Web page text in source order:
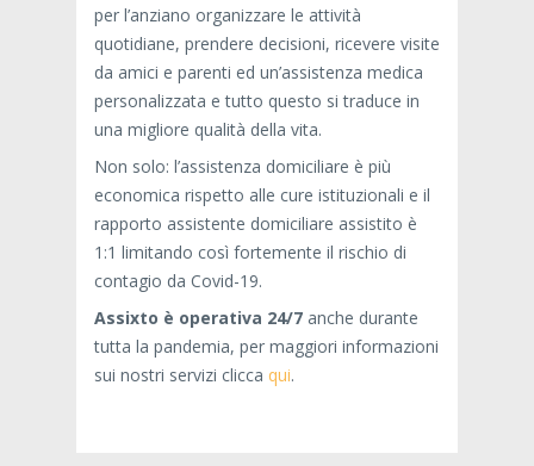
per l’anziano organizzare le attività
quotidiane, prendere decisioni, ricevere visite
da amici e parenti ed un’assistenza medica
personalizzata e tutto questo si traduce in
una migliore qualità della vita.
Non solo: l’assistenza domiciliare è più
economica rispetto alle cure istituzionali e il
rapporto assistente domiciliare assistito è
1:1 limitando così fortemente il rischio di
contagio da Covid-19.
Assixto è operativa 24/7 anche durante
tutta la pandemia, per maggiori informazioni
sui nostri servizi clicca qui.